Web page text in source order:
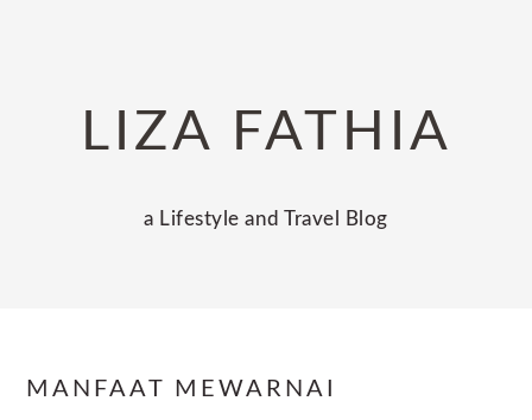
navigationLIZA FATHIA
a Lifestyle and Travel Blog
MANFAAT MEWARNAI